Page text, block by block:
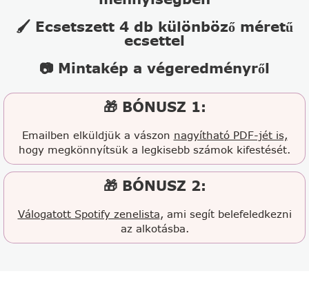
🖌️ Ecsetszett 4 db különböző méretű
ecsettel
📷 Mintakép a végeredményről
🎁 BÓNUSZ 1:
Emailben elküldjük a vászon nagyítható PDF-jét is,
hogy megkönnyítsük a legkisebb számok kifestését.
🎁 BÓNUSZ 2:
Válogatott Spotify zenelista, ami segít belefeledkezni
az alkotásba.